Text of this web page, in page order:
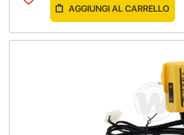
AGGIUNGI AL CARRELLO